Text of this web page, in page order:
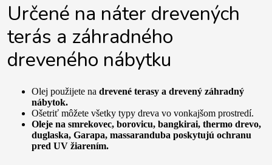
Určené na náter drevených
terás a záhradného
dreveného nábytku
Olej použijete nadrevené terasy a drevený záhradný
nábytok.
Ošetriť môžete všetky typy dreva vo vonkajšom prostredí.
Oleje na smrekovec, borovicu, bangkirai, thermo drevo,
duglaska, Garapa, massaranduba poskytujú ochranu
pred UV žiarením.